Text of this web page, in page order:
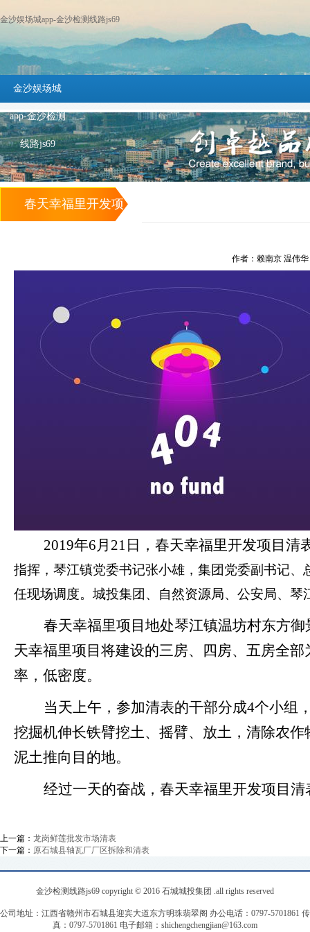
金沙娱场城app-金沙检测线路js69
金沙娱场城
app-金沙检测
线路js69
春天幸福里开发项
城app
作者：赖南京 温伟华
2019年6月 21 日，春天幸福里开发项目清
指挥，琴江镇党委书记张小雄，集团党委副书记
任现场调度。城投集团、自然资源局、公安局、琴
春天幸福里项目地处琴江镇温坊村东方
天幸福里项目将建设的三房、四房、五房全
率，低密度。
当天上午，参加清表的干部分成4个小组
挖掘机伸长铁臂挖土、摇臂、放土，清除农
泥土推向目的地。
经过一天的奋战，春天幸福里开发项目清
上一篇： 龙岗鲜莲批发市场清表
下一篇： 原石城县轴瓦厂厂区拆除和清表
金沙检测线路js69 copyright © 2016 石城城投集团 .all rights reserved
公司地址：江西省赣州市石城县迎宾大道东方明珠翡翠阁 办公电话：0797-5701861 传
真：0797-5701861 电子邮箱： shichengchengjian@163.com